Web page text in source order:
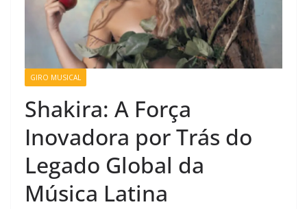
GIRO MUSICAL
Shakira: A Força
Inovadora por Trás do
Legado Global da
Música Latina